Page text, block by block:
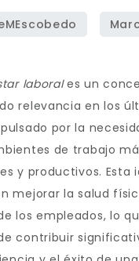
laborales un
relevancia en los
por la
de trabajo
y productivos. Esta
mejorar la salud
los empleados, lo
contribuir